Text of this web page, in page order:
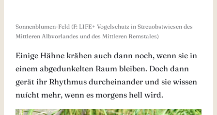
Sonnenblumen-Feld (F: LIFE+ Vogelschutz in Streuobstwiesen des
Mittleren Albvorlandes und des Mittleren Remstales)
Einige Hähne krähen auch dann noch, wenn sie in
einem abgedunkelten Raum bleiben. Doch dann
gerät ihr Rhythmus durcheinander und sie wissen
nuícht mehr, wenn es morgens hell wird.